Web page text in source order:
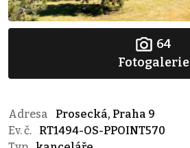
64
Fotogalerie
Adresa
Prosecká, Praha 9
Ev. č.
RT1494-OS-PPOINT570